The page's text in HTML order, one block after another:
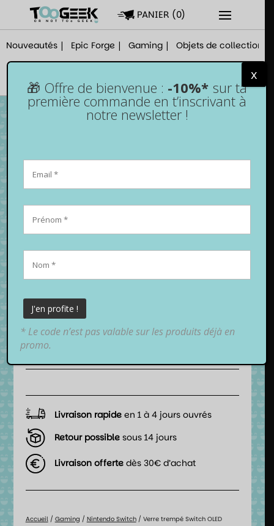
PANIER (0)
Nouveautés Epic Forge Gaming Objets de collection
📦 Date de livraison estimée :
entre
Livraison rapide en 1 à 4 jours ouvrés
Retour possible sous 14 jours
Livraison offerte dès 30€ d’achat
Accueil/ Gaming / Nintendo Switch/ Verre trempé Switch OLED
🎁 Offre de bienvenue : -10%* sur ta
première commande en t’inscrivant à
notre newsletter !
* Le code n’est pas valable sur les produits déjà en
promo.
x